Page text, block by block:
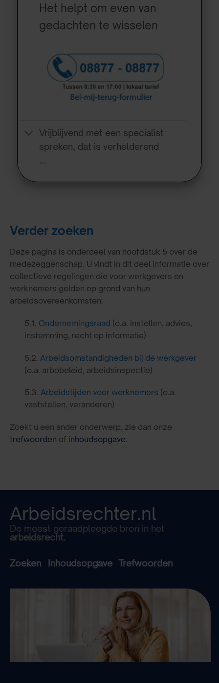
Het helpt om even van
gedachten te wisselen
Vrijblijvend met een specialist
spreken, dat is verhelderend
….
Verder zoeken
Deze pagina is onderdeel van hoofdstuk 5 over de
medezeggenschap. U vindt in dit deel informatie over
collectieve regelingen die voor werkgevers en
werknemers gelden op grond van hun
arbeidsovereenkomsten:
5.1. Ondernemingsraad (o.a. instellen, advies,
instemming, recht op informatie)
5.2. Arbeidsomstandigheden bij de werkgever
(o.a. arbobeleid, arbeidsinspectie)
5.3. Arbeidstijden voor werknemers (o.a.
vaststellen, veranderen)
Zoekt u een ander onderwerp, zie dan onze
trefwoorden of inhoudsopgave.
Arbeidsrechter.nl
De meest geraadpleegde bron in het
arbeidsrecht.
Zoeken Inhoudsopgave Trefwoorden